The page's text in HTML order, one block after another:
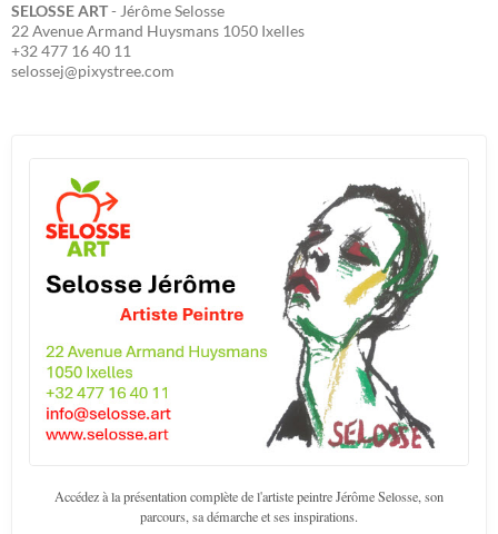
SELOSSE ART- Jérôme Selosse
22 Avenue Armand Huysmans 1050 Ixelles
+32 477 16 40 11
selossej@pixystree.com
Accédez à la présentation complète de l'artiste peintre Jérôme Selosse, son
parcours, sa démarche et ses inspirations.